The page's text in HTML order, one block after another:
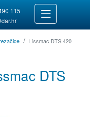
115
Lissmac DTS 420
DTS